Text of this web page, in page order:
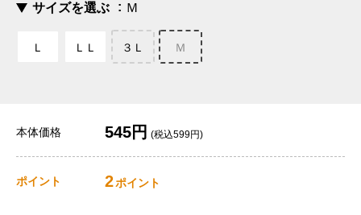
サイズを選ぶ Ｍ
Ｌ ＬＬ ３Ｌ Ｍ
本体価格 545円 (税込599円)
ポイント 2ポイント